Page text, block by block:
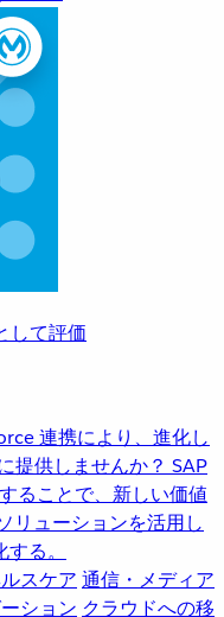
して評価
連携により、進化し
提供しませんか？ SAP
ることで、新しい価値
リューションを活用し
る。
スケア 通信・メディア
ション クラウドへの移